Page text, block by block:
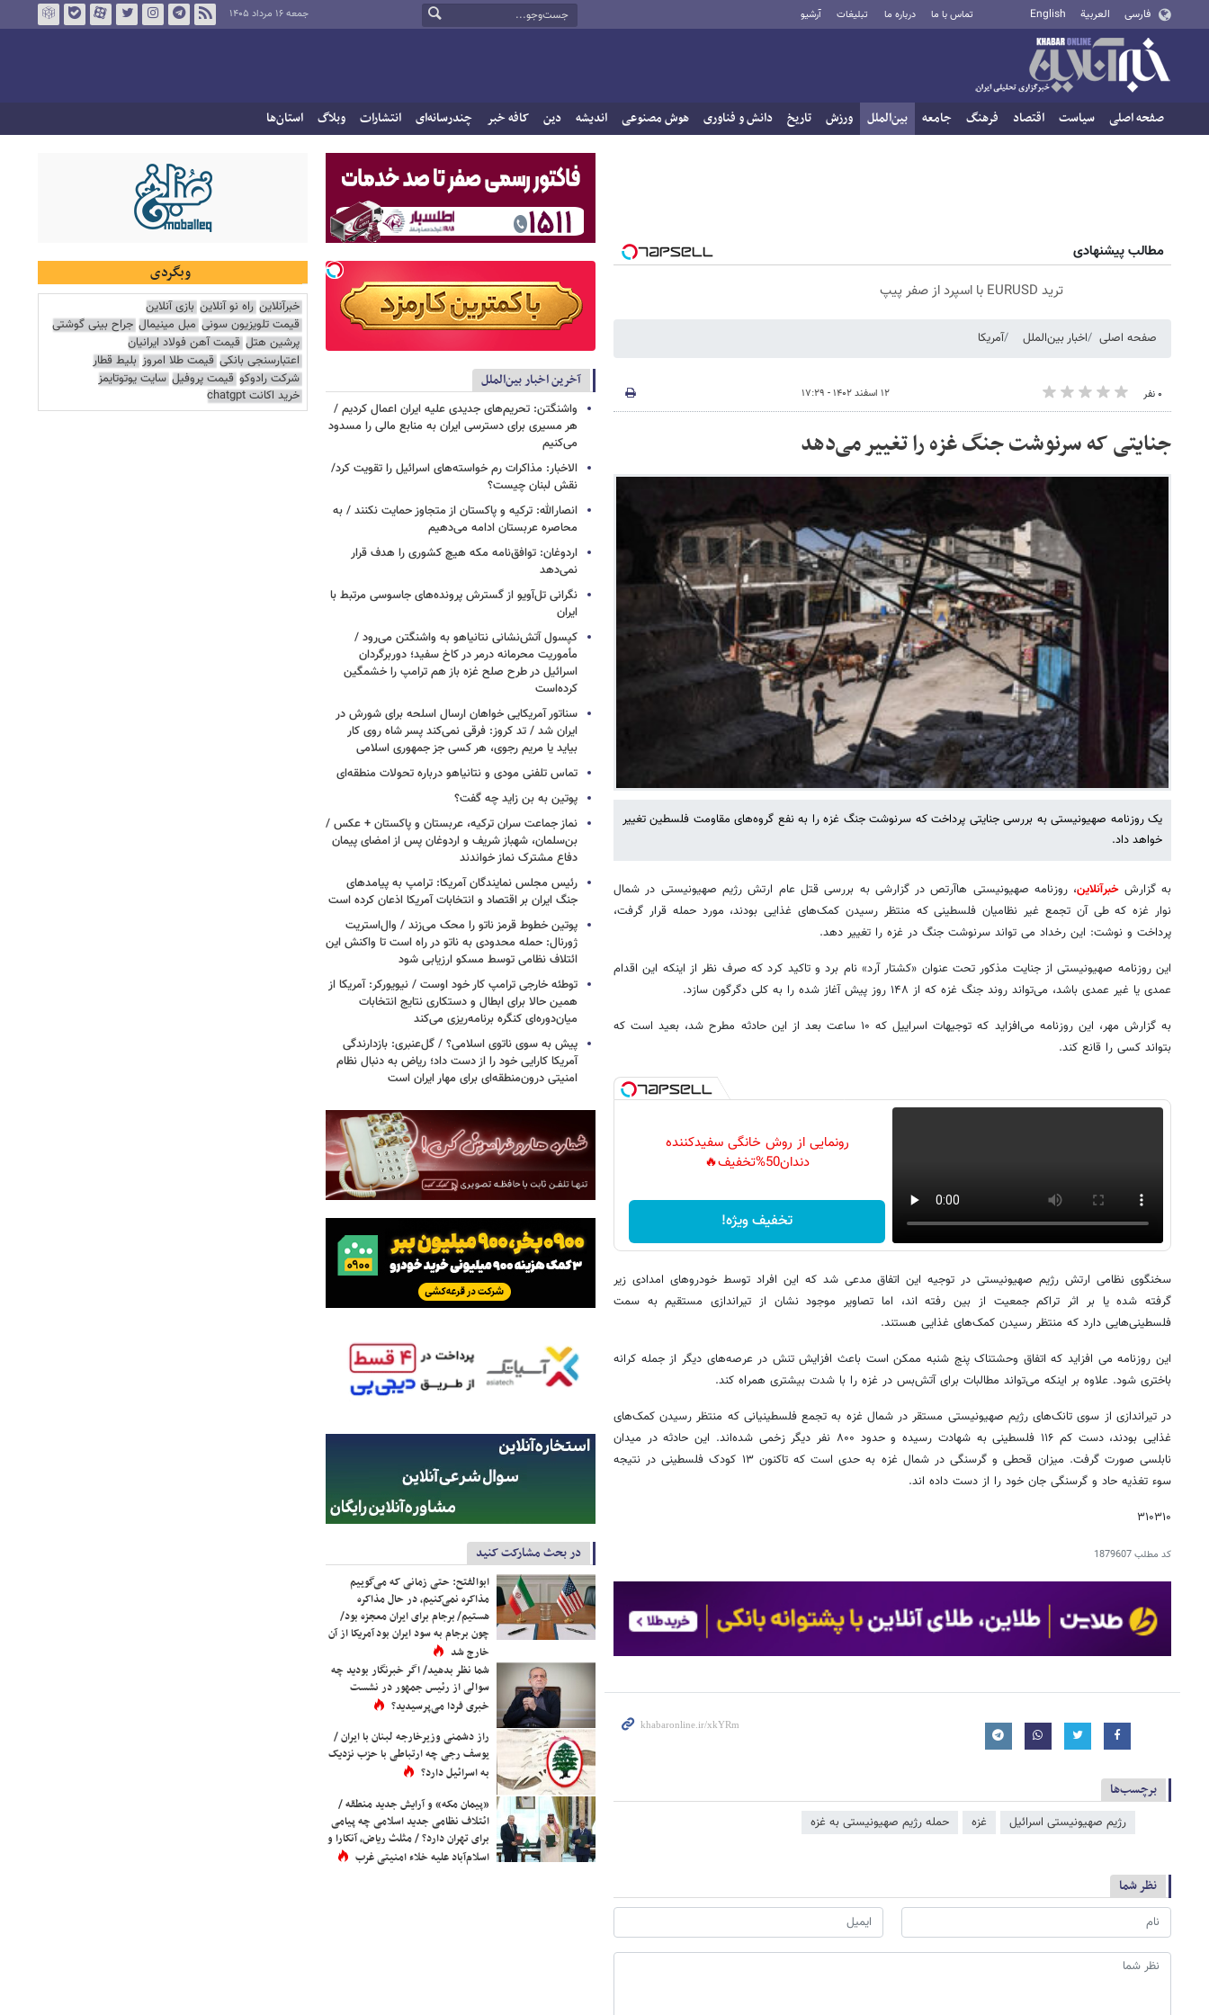
فارسی العربية English تماس با ما درباره ما تبلیغات آرشیو جمعه ۱۶ مرداد ۱۴۰۵
صفحه اصلی سیاست اقتصاد فرهنگ جامعه بین‌الملل ورزش تاریخ دانش و فناوری هوش مصنوعی اندیشه دین کافه خبر چندرسانه‌ای انتشارات وبلاگ استان‌ها
مطالب پیشنهادی
ترید EURUSD با اسپرد از صفر پیپ
صفحه اصلی اخبار بین‌الملل آمریکا
۰ نفر ۱۲ اسفند ۱۴۰۲ - ۱۷:۲۹
جنایتی که سرنوشت جنگ غزه را تغییر می‌دهد
یک روزنامه صهیونیستی به بررسی جنایتی پرداخت که سرنوشت جنگ غزه را به نفع گروه‌های مقاومت فلسطین تغییر
خواهد داد.
به گزارشخبرآنلاین، روزنامه صهیونیستی هاآرتص در گزارشی به بررسی قتل عام ارتش رژیم صهیونیستی در شمال
نوار غزه که طی آن تجمع غیر نظامیان فلسطینی که منتظر رسیدن کمک‌های غذایی بودند، مورد حمله قرار گرفت،
پرداخت و نوشت: این رخداد می تواند سرنوشت جنگ در غزه را تغییر دهد.
این روزنامه صهیونیستی از جنایت مذکور تحت عنوان «کشتار آرد» نام برد و تاکید کرد که صرف نظر از اینکه این اقدام
عمدی یا غیر عمدی باشد، می‌تواند روند جنگ غزه که از ۱۴۸ روز پیش آغاز شده را به کلی دگرگون سازد.
به گزارش مهر، این روزنامه می‌افزاید که توجیهات اسراییل که ۱۰ ساعت بعد از این حادثه مطرح شد، بعید است که
بتواند کسی را قانع کند.
رونمایی از روش خانگی سفیدکننده
دندان50%تخفیف🔥
تخفیف ویژه!
سخنگوی نظامی ارتش رژیم صهیونیستی در توجیه این اتفاق مدعی شد که این افراد توسط خودروهای امدادی زیر
گرفته شده یا بر اثر تراکم جمعیت از بین رفته اند، اما تصاویر موجود نشان از تیراندازی مستقیم به سمت
فلسطینی‌هایی دارد که منتظر رسیدن کمک‌های غذایی هستند.
این روزنامه می افزاید که اتفاق وحشتناک پنج شنبه ممکن است باعث افزایش تنش در عرصه‌های دیگر از جمله کرانه
باختری شود. علاوه بر اینکه می‌تواند مطالبات برای آتش‌بس در غزه را با شدت بیشتری همراه کند.
در تیراندازی از سوی تانک‌های رژیم صهیونیستی مستقر در شمال غزه به تجمع فلسطینیانی که منتظر رسیدن کمک‌های
غذایی بودند، دست کم ۱۱۶ فلسطینی به شهادت رسیده و حدود ۸۰۰ نفر دیگر زخمی شده‌اند. این حادثه در میدان
نابلسی صورت گرفت. میزان قحطی و گرسنگی در شمال غزه به حدی است که تاکنون ۱۳ کودک فلسطینی در نتیجه
سوء تغذیه حاد و گرسنگی جان خود را از دست داده اند.
۳۱۰۳۱۰
کد مطلب1879607
برچسب‌ها
رژیم صهیونیستی اسرائیل غزه حمله رژیم صهیونیستی به غزه
نظر شما
آخرین اخبار بین‌الملل
واشنگتن: تحریم‌های جدیدی علیه ایران اعمال کردیم /
هر مسیری برای دسترسی ایران به منابع مالی را مسدود
می‌کنیم
الاخبار: مذاکرات رم خواسته‌های اسرائیل را تقویت کرد/
نقش لبنان چیست؟
انصارالله: ترکیه و پاکستان از متجاوز حمایت نکنند / به
محاصره عربستان ادامه می‌دهیم
اردوغان: توافق‌نامه مکه هیچ کشوری را هدف قرار
نمی‌دهد
نگرانی تل‌آویو از گسترش پرونده‌های جاسوسی مرتبط با
ایران
کپسول آتش‌نشانی نتانیاهو به واشنگتن می‌رود /
مأموریت محرمانه درمر در کاخ سفید؛ دوربرگردان
اسرائیل در طرح صلح غزه باز هم ترامپ را خشمگین
کرده‌است
سناتور آمریکایی خواهان ارسال اسلحه برای شورش در
ایران شد / تد کروز: فرقی نمی‌کند پسر شاه روی کار
بیاید یا مریم رجوی، هر کسی جز جمهوری اسلامی
تماس تلفنی مودی و نتانیاهو درباره تحولات منطقه‌ای
پوتین به بن زاید چه گفت؟
نماز جماعت سران ترکیه، عربستان و پاکستان + عکس /
بن‌سلمان، شهباز شریف و اردوغان پس از امضای پیمان
دفاع مشترک نماز خواندند
رئیس مجلس نمایندگان آمریکا: ترامپ به پیامدهای
جنگ ایران بر اقتصاد و انتخابات آمریکا اذعان کرده است
پوتین خطوط قرمز ناتو را محک می‌زند / وال‌استریت
ژورنال: حمله محدودی به ناتو در راه است تا واکنش این
ائتلاف نظامی توسط مسکو ارزیابی شود
توطئه خارجی ترامپ کار خود اوست / نیویورکر: آمریکا از
همین حالا برای ابطال و دستکاری نتایج انتخابات
میان‌دوره‌ای کنگره برنامه‌ریزی می‌کند
پیش به سوی ناتوی اسلامی؟ / گل‌عنبری: بازدارندگی
آمریکا کارایی خود را از دست داد؛ ریاض به دنبال نظام
امنیتی درون‌منطقه‌ای برای مهار ایران است
در بحث مشارکت کنید
ابوالفتح: حتی زمانی که می‌گوییم
مذاکره نمی‌کنیم، در حال مذاکره
هستیم/ برجام برای ایران معجزه بود/
چون برجام به سود ایران بود آمریکا از آن
خارج شد
شما نظر بدهید/ اگر خبرنگار بودید چه
سوالی از رئیس جمهور در نشست
خبری فردا می‌پرسیدید؟
راز دشمنی وزیرخارجه لبنان با ایران /
یوسف رجی چه ارتباطی با حزب نزدیک
به اسرائیل دارد؟
«پیمان مکه» و آرایش جدید منطقه /
ائتلاف نظامی جدید اسلامی چه پیامی
برای تهران دارد؟ / مثلث ریاض، آنکارا و
اسلام‌آباد علیه خلاء امنیتی غرب
وبگردی
خبرآنلاین راه نو آنلاین بازی آنلاین
قیمت تلویزیون سونی مبل مینیمال جراح بینی گوشتی
پرشین هتل قیمت آهن فولاد ایرانیان
اعتبارسنجی بانکی قیمت طلا امروز بلیط قطار
شرکت رادوکو قیمت پروفیل سایت یوتوتایمز
خرید اکانت chatgpt